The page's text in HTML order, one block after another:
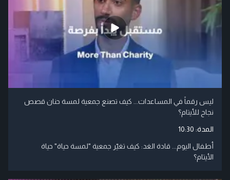
ليس رقماً في المساعدات... كيف تصنع جمعية لمسة حنان قصص
نجاح للأيتام؟
المدة: 10:30
أطفال اليوم... قادة الغد: كيف تغيّر جمعية "لمسة حياة" حياة
الأيتام؟